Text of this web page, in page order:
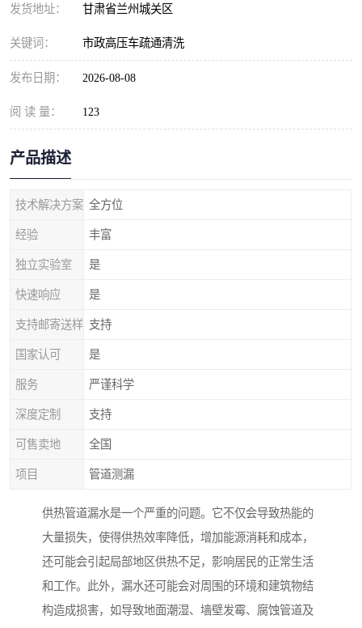
发货地址： 甘肃省兰州城关区
关键词： 市政高压车疏通清洗
发布日期： 2026-08-08
阅 读 量： 123
产品描述
技术解决方案 全方位
经验 丰富
独立实验室 是
快速响应 是
支持邮寄送样 支持
国家认可 是
服务 严谨科学
深度定制 支持
可售卖地 全国
项目 管道测漏
供热管道漏水是一个严重的问题。它不仅会导致热能的
大量损失，使得供热效率降低，增加能源消耗和成本，
还可能会引起局部地区供热不足，影响居民的正常生活
和工作。此外，漏水还可能会对周围的环境和建筑物结
构造成损害，如导致地面潮湿、墙壁发霉、腐蚀管道及